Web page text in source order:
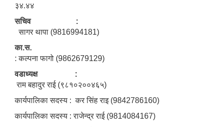
३४.४४
सचिव :
सागर थापा (9816994181)
का.स.
: कल्पना फागो (9862679129)
वडाध्यक्ष :
राम बहादुर राई (९८१०२००४६५)
कार्यपालिका सदस्य : कर सिंह राइ (9842786160)
कार्यपालिका सदस्य : राजेन्द्र राई (9814084167)